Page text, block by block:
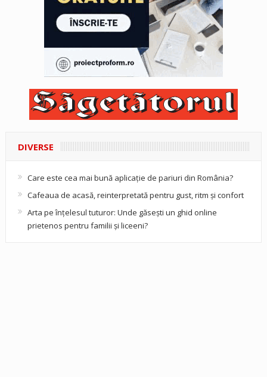
DIVERSE
Care este cea mai bună aplicație de pariuri din România?
Cafeaua de acasă, reinterpretată pentru gust, ritm și confort
Arta pe înțelesul tuturor: Unde găsești un ghid online
prietenos pentru familii și liceeni?